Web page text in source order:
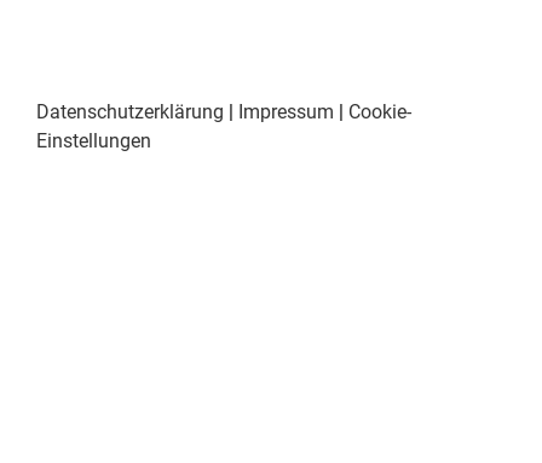
Datenschutzerklärung | Impressum | Cookie-
Einstellungen